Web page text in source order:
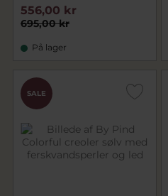
695,00 kr
556,00 kr
På lager
SALE